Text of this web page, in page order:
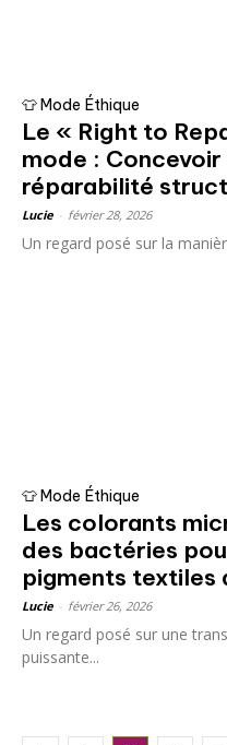
👕 Mode Éthique
Le « Right to
mode :
réparabilité
Lucie février 28, 2026
Un regard posé sur la
👕 Mode Éthique
Les colorants
des bactéries
pigments textiles
Lucie février 26, 2026
Un regard posé sur une
puissante...